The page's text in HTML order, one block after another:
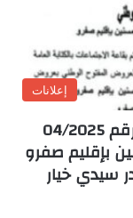
إعلانات
إعلان عن طلب عروض مفتوح وطني رقم 04/2025
بإقليم صفرو
سيدي خيار